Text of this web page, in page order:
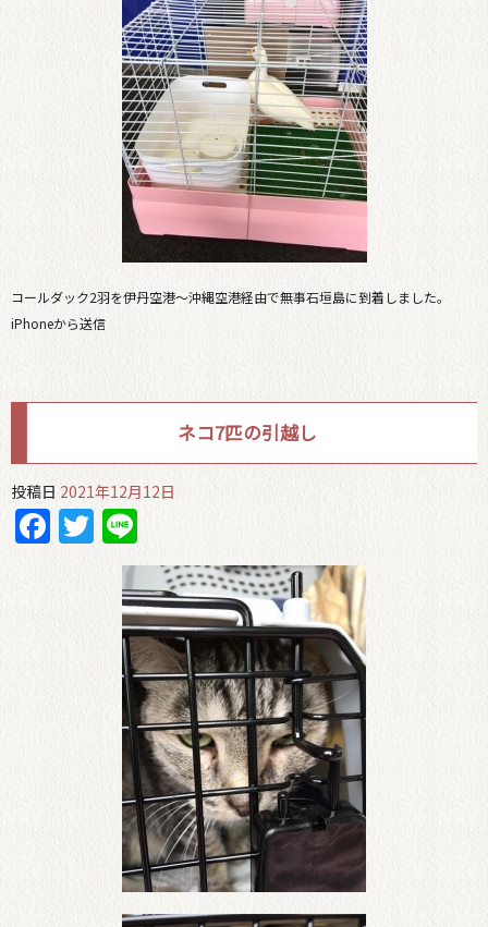
コールダック2羽を伊丹空港〜沖縄空港経由で無事石垣島に到着しました。
iPhoneから送信
ネコ7匹の引越し
投稿日 2021年12月12日
Facebook
Twitter